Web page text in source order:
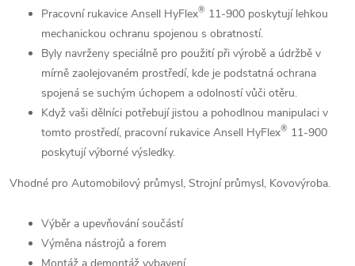
Pracovní rukavice Ansell HyFlex® 11-900 poskytují lehkou
mechanickou ochranu spojenou s obratností.
Byly navrženy speciálně pro použití při výrobě a údržbě v
mírně zaolejovaném prostředí, kde je podstatná ochrana
spojená se suchým úchopem a odolností vůči otěru.
Když vaši dělníci potřebují jistou a pohodlnou manipulaci v
tomto prostředí, pracovní rukavice Ansell HyFlex® 11-900
poskytují výborné výsledky.
Vhodné pro Automobilový průmysl, Strojní průmysl, Kovovýroba.
Výběr a upevňování součástí
Výměna nástrojů a forem
Montáž a demontáž vybavení